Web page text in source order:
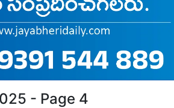
- Page 4